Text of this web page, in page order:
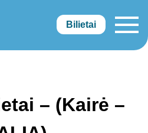
Bilietai
– (Kairė –